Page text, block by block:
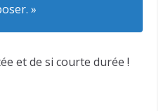
»
et de si courte durée !